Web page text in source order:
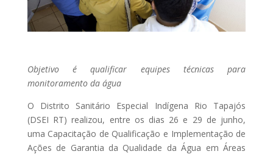
Objetivo é qualificar equipes técnicas para
monitoramento da água
O Distrito Sanitário Especial Indígena Rio Tapajós
(DSEI RT) realizou, entre os dias 26 e 29 de junho,
uma Capacitação de Qualificação e Implementação de
Ações de Garantia da Qualidade da Água em Áreas